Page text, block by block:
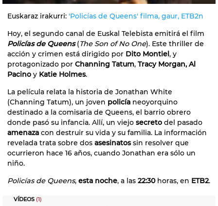
Euskaraz irakurri: 'Policías de Queens' filma, gaur, ETB2n
Hoy, el segundo canal de Euskal Telebista emitirá el film
Policías de Queens(The Son of No One). Este thriller de
acción y crimen está dirigido por Dito Montiel, y
protagonizado por Channing Tatum, Tracy Morgan, Al
Pacino y Katie Holmes.
La película relata la historia de Jonathan White
(Channing Tatum), un joven policía neoyorquino
destinado a la comisaria de Queens, el barrio obrero
donde pasó su infancia. Allí, un viejo secreto del pasado
amenaza con destruir su vida y su familia. La información
revelada trata sobre dos asesinatossin resolver que
ocurrieron hace 16 años, cuando Jonathan era sólo un
niño.
Policías de Queens, esta noche, a las 22:30horas, en ETB2.
VÍDEOS (1)